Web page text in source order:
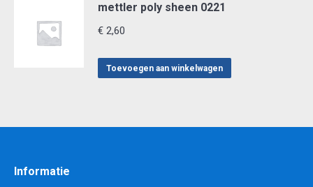
mettler poly sheen 0221
€ 2,60
Toevoegen aan winkelwagen
Informatie